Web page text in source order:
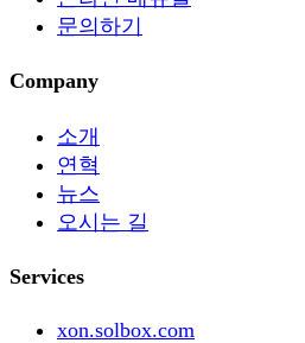
문의하기
Company
소개
연혁
뉴스
오시는 길
Services
xon.solbox.com